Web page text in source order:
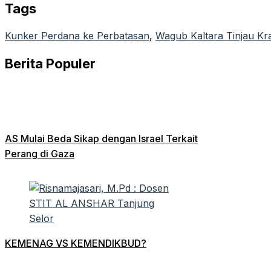
Tags
Kunker Perdana ke Perbatasan, Wagub Kaltara Tinjau
Berita Populer
AS Mulai Beda Sikap dengan Israel Terkait
Perang di Gaza
KEMENAG VS KEMENDIKBUD?